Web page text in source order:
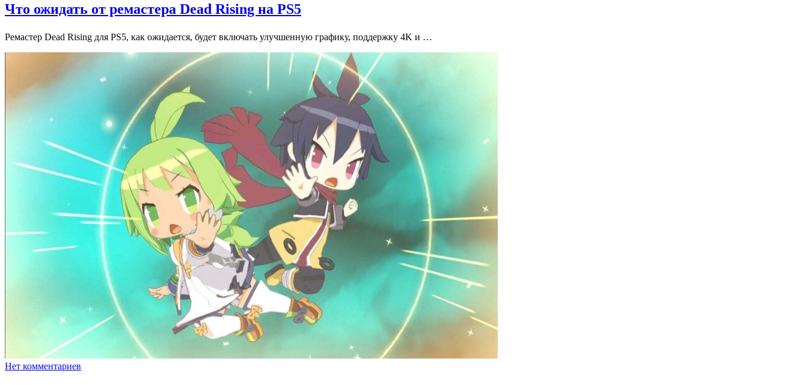
Что ожидать от ремастера Dead Rising на PS5
Ремастер Dead Rising для PS5, как ожидается, будет включать улучшенную графику, поддержку 4K и …
Нет комментариев